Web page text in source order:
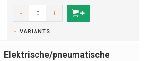
- +
VARIANTS
Elektrische/pneumatische